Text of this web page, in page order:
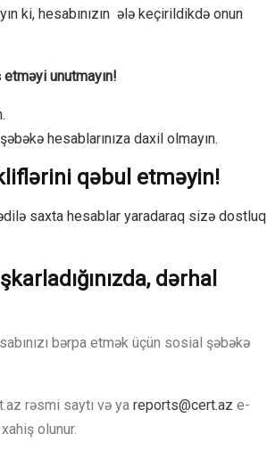
ki, hesabınızın ələ keçirildikdə onun
unutmayın!
hesablarınıza daxil olmayın.
qəbul etməyin!
saxta hesablar yaradaraq sizə dostluq
dərhal
bərpa etmək üçün sosial şəbəkə
rəsmi saytı və ya reports@cert.az e-
olunur.